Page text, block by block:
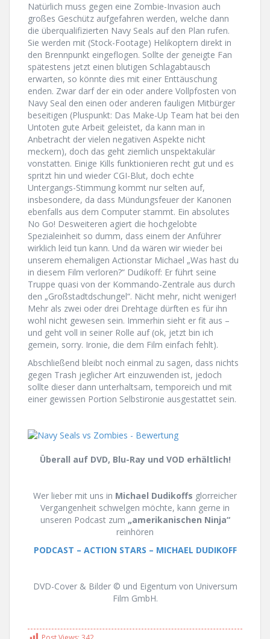
Natürlich muss gegen eine Zombie-Invasion auch
großes Geschütz aufgefahren werden, welche dann
die überqualifizierten Navy Seals auf den Plan rufen.
Sie werden mit (Stock-Footage) Helikoptern direkt in
den Brennpunkt eingeflogen. Sollte der geneigte Fan
spätestens jetzt einen blutigen Schlagabtausch
erwarten, so könnte dies mit einer Enttäuschung
enden. Zwar darf der ein oder andere Vollpfosten von
Navy Seal den einen oder anderen fauligen Mitbürger
beseitigen (Pluspunkt: Das Make-Up Team hat bei den
Untoten gute Arbeit geleistet, da kann man in
Anbetracht der vielen negativen Aspekte nicht
meckern), doch das geht ziemlich unspektakulär
vonstatten. Einige Kills funktionieren recht gut und es
spritzt hin und wieder CGI-Blut, doch echte
Untergangs-Stimmung kommt nur selten auf,
insbesondere, da dass Mündungsfeuer der Kanonen
ebenfalls aus dem Computer stammt. Ein absolutes
No Go! Desweiteren agiert die hochgelobte
Spezialeinheit so dumm, dass einem der Anführer
wirklich leid tun kann. Und da wären wir wieder bei
unserem ehemaligen Actionstar Michael „Was hast du
in diesem Film verloren?“ Dudikoff: Er führt seine
Truppe quasi von der Kommando-Zentrale aus durch
den „Großstadtdschungel“. Nicht mehr, nicht weniger!
Mehr als zwei oder drei Drehtage dürften es für ihn
wohl nicht gewesen sein. Immerhin sieht er fit aus –
und geht voll in seiner Rolle auf (ok, jetzt bin ich
gemein, sorry. Ironie, die dem Film einfach fehlt).
Abschließend bleibt noch einmal zu sagen, dass nichts
gegen Trash jeglicher Art einzuwenden ist, jedoch
sollte dieser dann unterhaltsam, temporeich und mit
einer gewissen Portion Selbstironie ausgestattet sein.
Überall auf DVD, Blu-Ray und VOD erhältlich!
Wer lieber mit uns in Michael Dudikoffs glorreicher
Vergangenheit schwelgen möchte, kann gerne in
unseren Podcast zum „amerikanischen Ninja“
reinhören
PODCAST – ACTION STARS – MICHAEL DUDIKOFF
DVD-Cover & Bilder © und Eigentum von Universum
Film GmbH.